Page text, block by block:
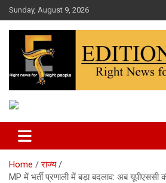
Skip
to
content
Sunday, August 9, 2026
Edition Today
Home
राज्य
MP में भर्ती प्रणाली में बड़ा बदलाव: अब यूपीएससी